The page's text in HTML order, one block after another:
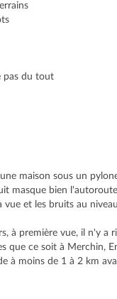
pas du tout
maison sous un
masque bien
et les bruits au
à première vue, il n'y
que ce soit à Merchin,
à moins de 1 à 2 km